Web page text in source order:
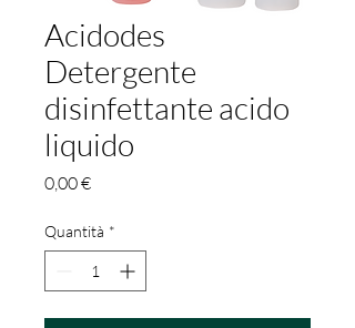
Acidodes
Detergente
disinfettante acido
liquido
0,00 €Prezzo
Quantità *